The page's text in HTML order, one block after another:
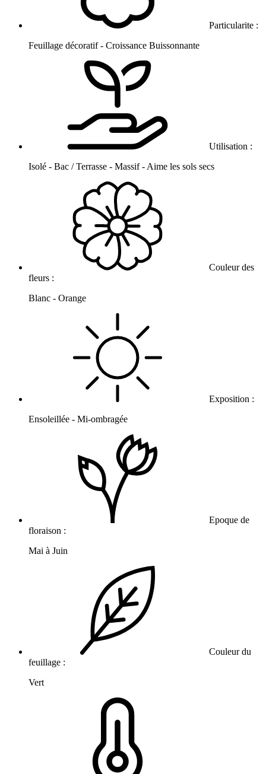
Particularite :
Feuillage décoratif - Croissance Buissonnante
Utilisation :
Isolé - Bac / Terrasse - Massif - Aime les sols secs
Couleur des
fleurs :
Blanc - Orange
Exposition :
Ensoleillée - Mi-ombragée
Epoque de
floraison :
Mai à Juin
Couleur du
feuillage :
Vert